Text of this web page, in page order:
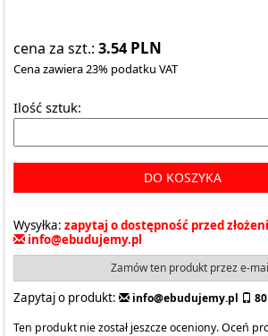
cena za szt.:3.54PLN
Cena zawiera 23% podatku VAT
Ilość sztuk:
DO KOSZYKA
Wysyłka: zapytaj o dostępność przed
info@ebudujemy.pl
Zamów ten produkt przez e-
Zapytaj o produkt: info@ebudujemy.pl
Ten produkt nie został jeszcze oceniony.Oceń